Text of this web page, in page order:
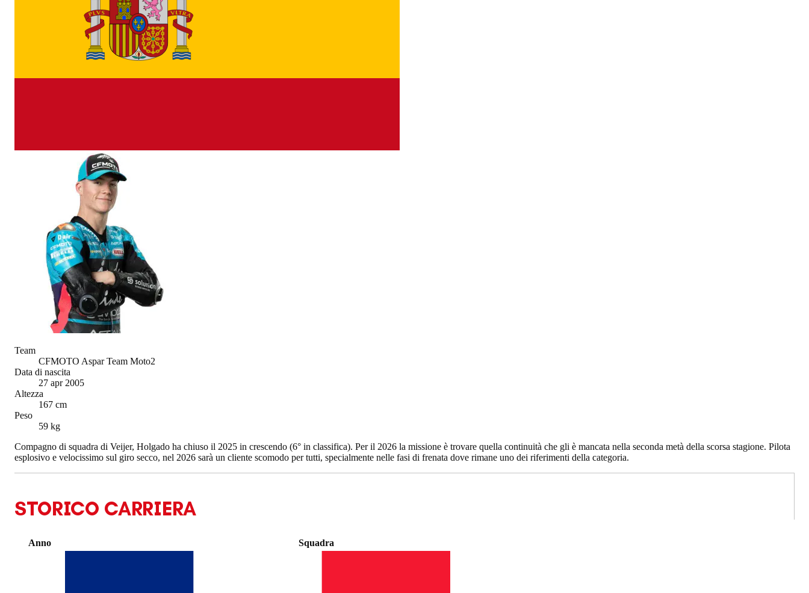
Team
CFMOTO Aspar Team Moto2
Data di nascita
27 apr 2005
Altezza
167 cm
Peso
59 kg
Compagno di squadra di Veijer, Holgado ha chiuso il 2025 in crescendo (6° in classifica). Per il 2026 la missione è trovare quella continuità che gli è mancata nella seconda metà della scorsa stagione. Pilota
esplosivo e velocissimo sul giro secco, nel 2026 sarà un cliente scomodo per tutti, specialmente nelle fasi di frenata dove rimane uno dei riferimenti della categoria.
STORICO CARRIERA
Anno Squadra